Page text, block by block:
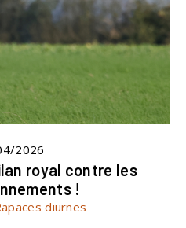
2026
royal contre les
!
diurnes